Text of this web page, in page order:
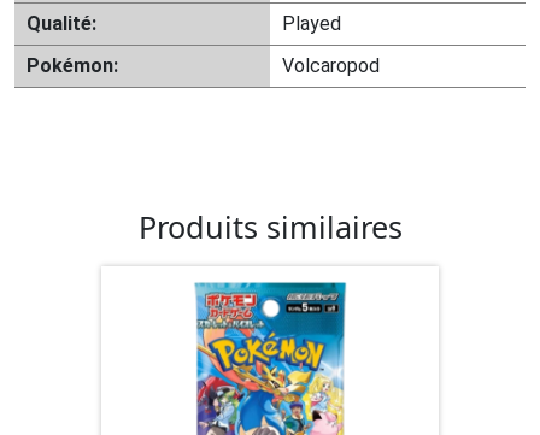
Qualité:
Played
Pokémon:
Volcaropod
Produits similaires